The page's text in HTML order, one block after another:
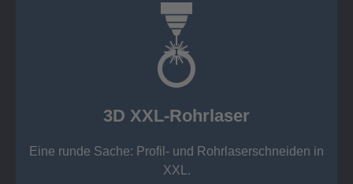
3D XXL-Rohrlaser
Eine runde Sache: Profil- und Rohrlaserschneiden in
XXL.
3D XXL-Rohrlaser
Rechteckprofile bis 300 x 300 mm
Wandstärken:
Nichtrostende Stähle 15 mm (oxidfrei)
Aluminium 10 mm (oxidfrei)